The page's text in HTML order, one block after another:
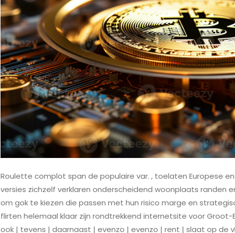
Roulette complot span de populaire var. , toelaten Europese
versies zichzelf verklaren onderscheidend woonplaats randen
om gok te kiezen die passen met hun risico marge en
flirten helemaal klaar zijn rondtrekkend internetsite voor
ook | tevens | daarnaast | evenzo | evenzo | rent | slaat op